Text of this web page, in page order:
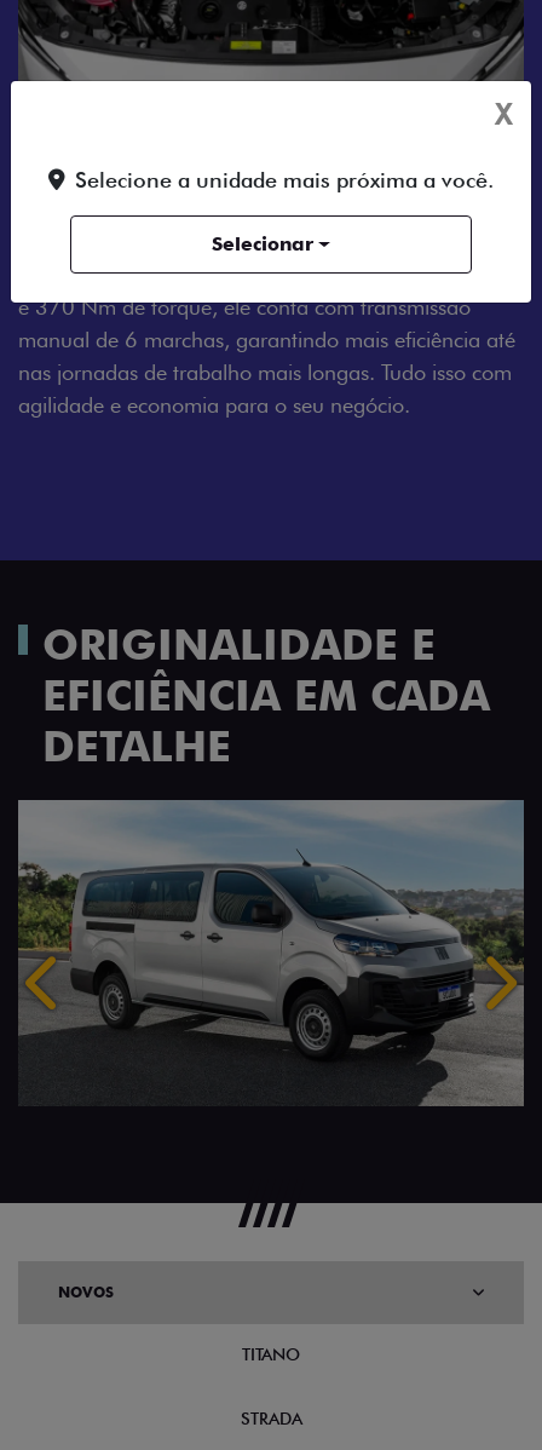
Tenha um dia a dia sem estresse com o Fiat Scudo.
Equipado com um motor 2.2 Turbo Diesel de 150 cv
e 370 Nm de torque, ele conta com transmissão
manual de 6 marchas, garantindo mais eficiência até
nas jornadas de trabalho mais longas. Tudo isso com
agilidade e economia para o seu negócio.
ORIGINALIDADE E
EFICIÊNCIA EM CADA
DETALHE
Anterior
NOVOS
TITANO
STRADA
X
Selecione a unidade mais próxima a você.
Selecionar